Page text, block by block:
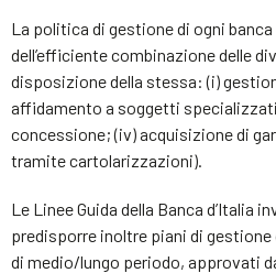
La politica di gestione di ogni
dell’efficiente combinazione delle
disposizione della stessa: (i)
affidamento a soggetti
concessione; (iv) acquisizione di
tramite cartolarizzazioni).
Le Linee Guida della Banca d’Italia
predisporre inoltre piani di gestione
di medio/lungo periodo, approvati